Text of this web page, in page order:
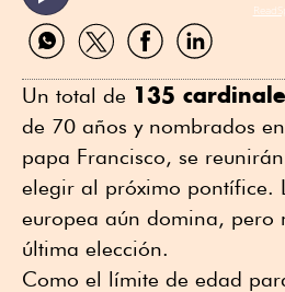
Compartir
por
Compartir
por
Compartir
por
Compartir
por
Un total de 135
de 70 años y nombrados
papa Francisco, se
elegir al próximo pontífice.
europea aún domina, pero
última elección.
Como el límite de edad